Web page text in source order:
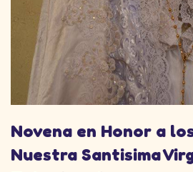
Novena en Honor a
Nuestra Santisima